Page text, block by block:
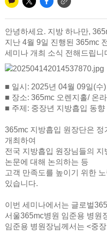
안녕하세요. 지방 하나만,
지난 4월 9일 진행된 365mc
세미나 개최 소식 전해드립니
■ 일시: 2025년 04월 09일(수
■ 장소: 365mc 오렌지홀/ 온
■ 주제: 중장년 지방흡입 동
365mc 지방흡입 원장단은
개최하여
전국 지방흡입 원장님들의 지
논문에 대해 논의하는 등
고객 만족도를 높이기 위한
있습니다.
이번 세미나에서는 글로벌
서울365mc병원 임준용 병원
임준용 병원장님께서는 <중